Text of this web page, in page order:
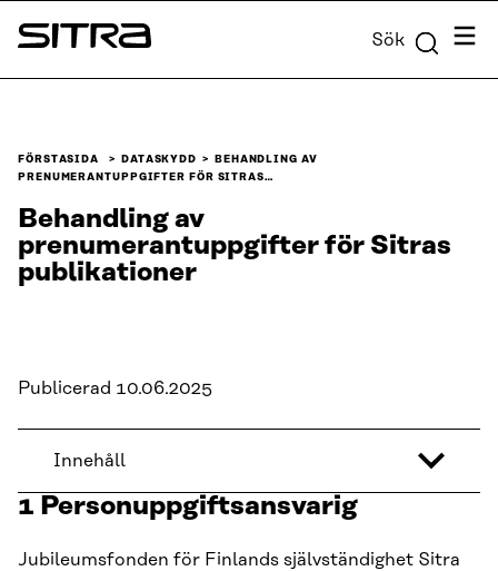
Skip to
content
Sitra Sök Meny
FÖRSTASIDA DATASKYDD
BEHANDLING AV
PRENUMERANTUPPGIFTER FÖR SITRAS…
Behandling av
prenumerantuppgifter för Sitras
publikationer
Publicerad 10.06.2025
Innehåll
1 Personuppgiftsansvarig
Jubileumsfonden för Finlands självständighet Sitra